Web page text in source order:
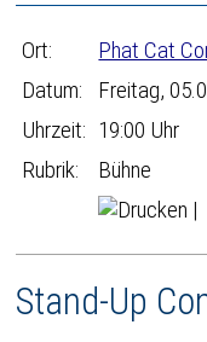
Ort:
Phat Cat
Datum:
Freitag,
Uhrzeit: 19:00 Uhr
Rubrik:
Bühne
|
Stand-Up